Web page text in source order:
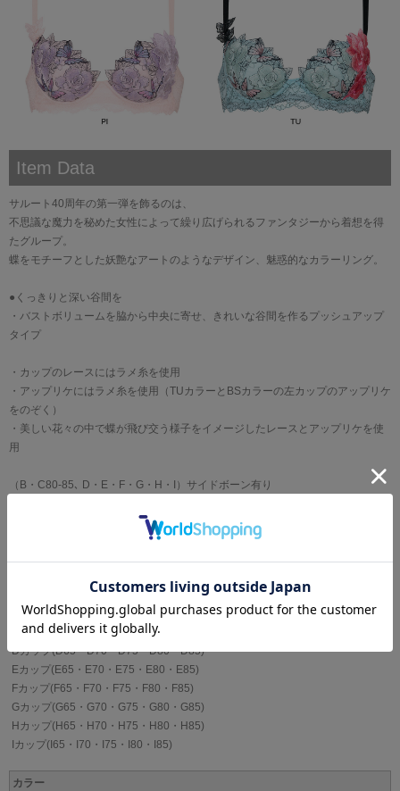
Item Data
サルート40周年の第一弾を飾るのは、
不思議な魔力を秘めた女性によって繰り広げられるファンタジーから着想を得
たグループ。
蝶をモチーフとした妖艶なアートのようなデザイン、魅惑的なカラーリング。
●くっきりと深い谷間を
・バストボリュームを脇から中央に寄せ、きれいな谷間を作るプッシュアップ
タイプ
・カップのレースにはラメ糸を使用
・アップリケにはラメ糸を使用（TUカラーとBSカラーの左カップのアップリケ
をのぞく）
・美しい花々の中で蝶が飛び交う様子をイメージしたレースとアップリケを使
用
（B・C80-85､ D・E・F・G・H・I）サイドボーン有り
Bカップ(B65・B70・B75・B80・B85)
Cカップ(C65・C70・C75・C80・C85)
Dカップ(D65・D70・D75・D80・D85)
Eカップ(E65・E70・E75・E80・E85)
Fカップ(F65・F70・F75・F80・F85)
Gカップ(G65・G70・G75・G80・G85)
Hカップ(H65・H70・H75・H80・H85)
Iカップ(I65・I70・I75・I80・I85)
カラー